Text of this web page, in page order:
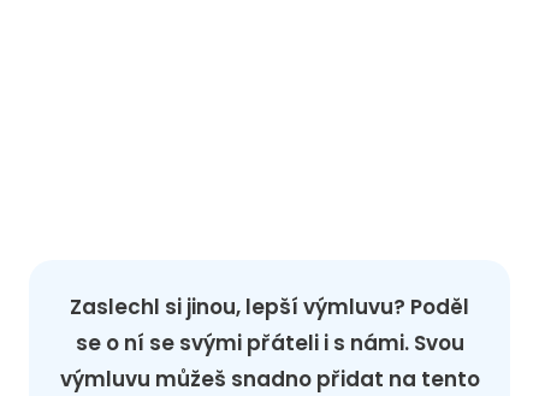
Zaslechl si jinou, lepší výmluvu? Poděl
se o ní se svými přáteli i s námi. Svou
výmluvu můžeš snadno přidat na tento